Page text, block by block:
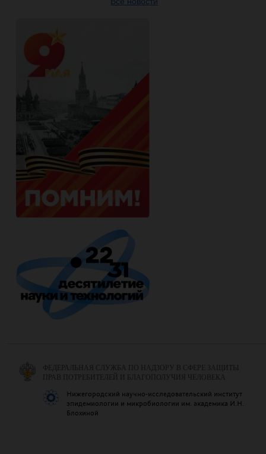
ФЕДЕРАЛЬНАЯ СЛУЖБА ПО НАДЗОРУ В СФЕРЕ ЗАЩИТЫ
ПРАВ ПОТРЕБИТЕЛЕЙ И БЛАГОПОЛУЧИЯ ЧЕЛОВЕКА
Нижегородский научно-исследовательский институт
эпидемиологии и микробиологии им. академика И.Н.
Блохиной